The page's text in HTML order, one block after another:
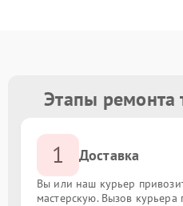
Этапы ремонта
1 Доставка
Вы или наш курьер
мастерскую. Вызов курьера